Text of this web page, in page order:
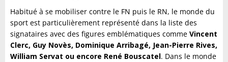
Habitué à se mobiliser contre le FN puis le RN, le monde du
sport est particulièrement représenté dans la liste des
signataires avec des figures emblématiques comme Vincent
Clerc, Guy Novès, Dominique Arribagé, Jean-Pierre Rives,
William Servat ou encore René Bouscatel. Dans le monde